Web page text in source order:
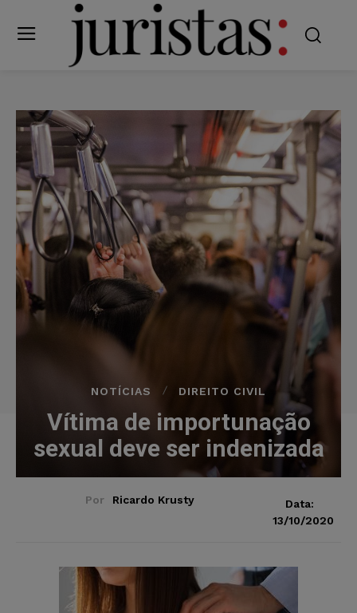
NOTÍCIAS DIREITO CIVIL
Vítima de importunação
sexual deve ser indenizada
Por Ricardo Krusty
Data:
13/10/2020